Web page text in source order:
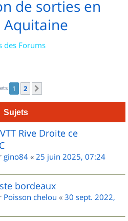
de sorties en
Aquitaine
des Forums
1 2
Sujets
Rive Droite ce
gino84 « 25 juin 2025, 07:24
bordeaux
Poisson chelou « 30 sept. 2022,